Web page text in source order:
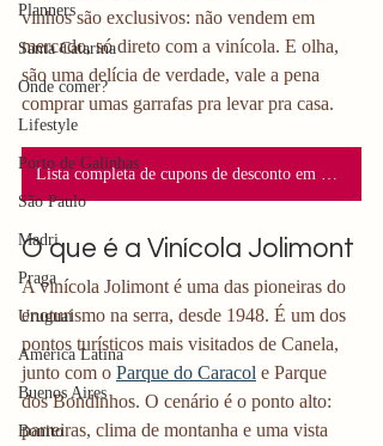
Planners
Santa Catarina
Onde comer?
Lifestyle
Porto de Galinhas
São Paulo
Madri
Praga
Uruguai
América Latina
Buenos Aires
Bonito
vinhos são exclusivos: não vendem em
mercado, só direto com a vinícola. E olha,
são uma delícia de verdade, vale a pena
comprar umas garrafas pra levar pra casa.
O que é a Vinícola Jolimont
A vinícola Jolimont é uma das pioneiras do
enoturismo na serra, desde 1948. É um dos
pontos turísticos mais visitados de Canela,
junto com o Parque do Caracol e Parque
dos Bondinhos. O cenário é o ponto alto:
parreiras, clima de montanha e uma vista